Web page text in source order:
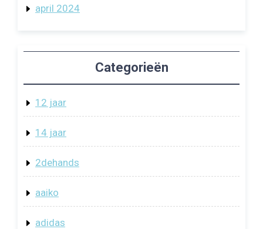
april 2024
Categorieën
12 jaar
14 jaar
2dehands
aaiko
adidas